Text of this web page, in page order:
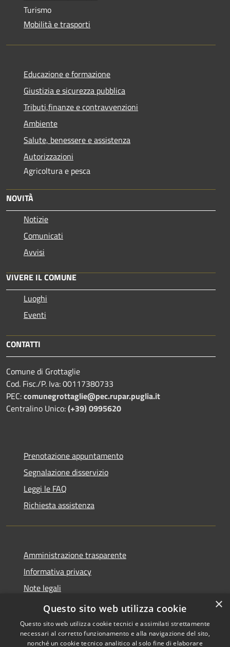
Turismo
Mobilità e trasporti
Educazione e formazione
Giustizia e sicurezza pubblica
Tributi,finanze e contravvenzioni
Ambiente
Salute, benessere e assistenza
Autorizzazioni
Agricoltura e pesca
NOVITÀ
Notizie
Comunicati
Avvisi
VIVERE IL COMUNE
Luoghi
Eventi
CONTATTI
Comune di Grottaglie
Cod. Fisc./P. Iva: 00117380733
PEC:comunegrottaglie@pec.rupar.puglia.it
Centralino Unico:(+39) 0995620
Prenotazione appuntamento
Segnalazione disservizio
Leggi le FAQ
Richiesta assistenza
Amministrazione trasparente
Informativa privacy
Note legali
Dichiarazione di accessibilità
×
Questo sito web utilizza cookie
Questo sito web utilizza cookie tecnici e assimilati strettamente
necessari al corretto funzionamento e alla navigazione del sito,
nonché un cookie tecnico analitico al solo fine di elaborare